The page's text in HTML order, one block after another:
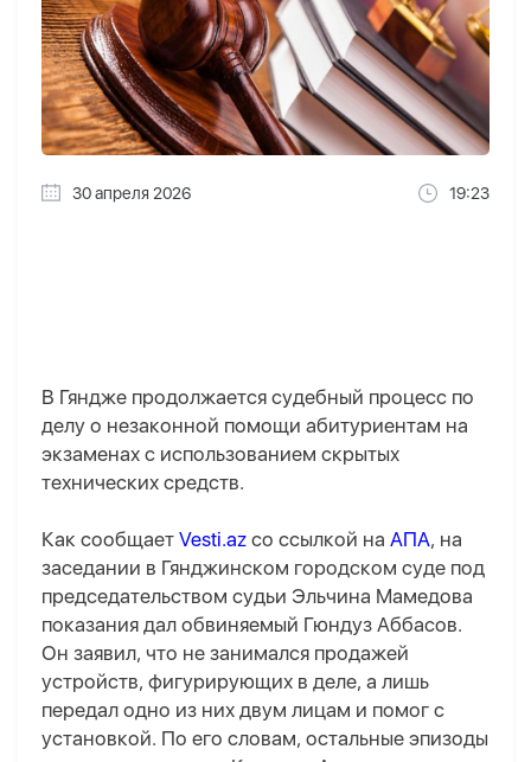
30 апреля 2026 19:23
В Гяндже продолжается судебный процесс по
делу о незаконной помощи абитуриентам на
экзаменах с использованием скрытых
технических средств.
Как сообщает Vesti.az со ссылкой на АПА, на
заседании в Гянджинском городском суде под
председательством судьи Эльчина Мамедова
показания дал обвиняемый Гюндуз Аббасов.
Он заявил, что не занимался продажей
устройств, фигурирующих в деле, а лишь
передал одно из них двум лицам и помог с
установкой. По его словам, остальные эпизоды